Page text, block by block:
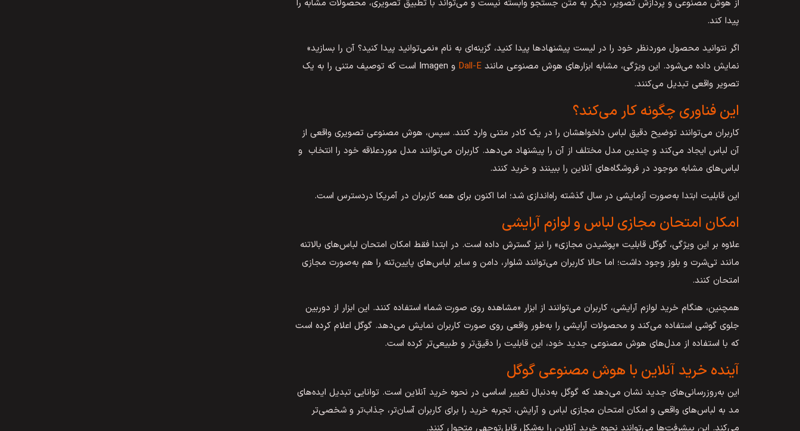
از هوش مصنوعی و پردازش تصویر، دیگر به متن جستجو وابسته نیست و می‌تواند با تطبیق تصویری، محصولات مشابه را
پیدا کند.
اگر نتوانید محصول موردنظر خود را در لیست پیشنهادها پیدا کنید، گزینه‌ای به نام «نمی‌توانید پیدا کنید؟ آن را بسازید»
نمایش داده می‌شود. این ویژگی، مشابه ابزارهای هوش مصنوعی مانند Dall-E
و Imagen است که توصیف متنی را به یک
تصویر واقعی تبدیل می‌کنند.
این فناوری چگونه کار می‌کند؟
کاربران می‌توانند توضیح دقیق لباس دلخواهشان را در یک کادر متنی وارد کنند. سپس، هوش مصنوعی تصویری واقعی از
آن لباس ایجاد می‌کند و چندین مدل مختلف از آن را پیشنهاد می‌دهد. کاربران می‌توانند مدل موردعلاقه خود را انتخاب و
لباس‌های مشابه موجود در فروشگاه‌های آنلاین را ببینند و خرید کنند.
این قابلیت ابتدا به‌صورت آزمایشی در سال گذشته راه‌اندازی شد؛ اما اکنون برای همه کاربران در آمریکا دردسترس است.
امکان امتحان مجازی لباس و لوازم آرایشی
علاوه بر این ویژگی، گوگل قابلیت «پوشیدن مجازی» را نیز گسترش داده است. در ابتدا فقط امکان امتحان لباس‌های بالاتنه
مانند تی‌شرت و بلوز وجود داشت؛ اما حالا کاربران می‌توانند شلوار، دامن و سایر لباس‌های پایین‌تنه را هم به‌صورت مجازی
امتحان کنند.
همچنین، هنگام خرید لوازم آرایشی، کاربران می‌توانند از ابزار «مشاهده روی صورت شما» استفاده کنند. این ابزار از دوربین
جلوی گوشی استفاده می‌کند و محصولات آرایشی را به‌طور واقعی روی صورت کاربران نمایش می‌دهد. گوگل اعلام کرده است
که با استفاده از مدل‌های هوش مصنوعی جدید خود، این قابلیت را دقیق‌تر و طبیعی‌تر کرده است.
آینده خرید آنلاین با هوش مصنوعی گوگل
این به‌روزرسانی‌های جدید نشان می‌دهد که گوگل به‌دنبال تغییر اساسی در نحوه خرید آنلاین است. توانایی تبدیل ایده‌های
مد به لباس‌های واقعی و امکان امتحان مجازی لباس و آرایش، تجربه خرید را برای کاربران آسان‌تر، جذاب‌تر و شخصی‌تر